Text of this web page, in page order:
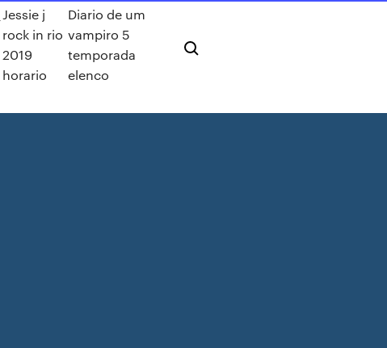
Jessie j
rock in rio
2019
horario
Diario de um
vampiro 5
temporada
elenco